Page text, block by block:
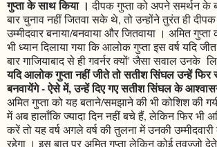
गुप्ता के साथ किया । दीपक गुप्ता को अपने समर्थन के
बार चुनाव नहीं जितवा सके थे, तो उन्होंने तुरंत ही
उम्मीदवार बनाया/बनवाया और जितवाया । अमित
भी ध्यान दिलाया गया कि आलोक गुप्ता इस वर्ष यदि
बार गाजियाबाद से ही गवर्नर क्यों' जैसा सवाल उनके
यदि आलोक गुप्ता नहीं जीते तो सतीश सिंघल उन्हें फिर
बनवायेंगे - ऐसे में, उन्हें दिए गए सतीश सिंघल के
अमित गुप्ता को यह बताने/समझाने की भी कोशिश की
में अब हालाँकि ज्यादा दिन नहीं बचे हैं, लेकिन फिर भी
करें तो यह वर्ष अगले वर्ष की तुलना में उनकी
रहेगा । इस बात पर अमित गुप्ता लेकिन कोई तवज्जो